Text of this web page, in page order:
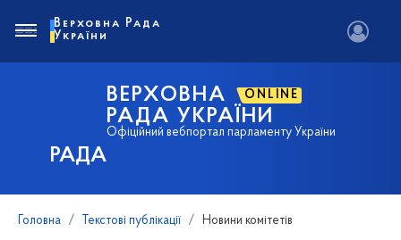
РАДА
ВЕРХОВНА ONLINE
РАДА УКРАЇНИ
Офіційний вебпортал парламенту України
Верховна Рада
України
Головна Текстові публікації Новини комітетів